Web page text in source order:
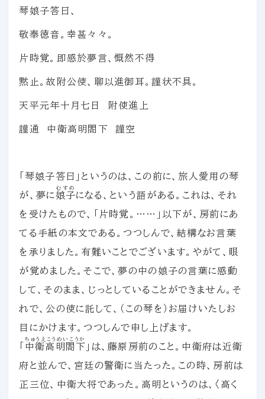
琴娘子答曰、
敬奉徳音。幸甚々々。
片時覚。即感於夢言、慨然不得
黙止。故附公使、聊以進御耳。謹状不具。
天平元年十月七日 附使進上
謹通 中衛高明閤下 謹空
「琴娘子答曰」というのは、この前に、旅人愛用の琴
が、夢に 娘子
むすめ
になる、という語がある。これは、それ
を受けたもので、「片時覚。……」以下が、房前にあ
てる手紙の本文である。つつしんで、結構なお言葉
を承りました。有難いことでございます。やがて、眼
が覚めました。そこで、夢の中の娘子の言葉に感動
して、そのまま、じっとしていることができません。そ
れで、公の使に託して、（この琴を）お届けいたしお
目にかけます。つつしんで申し上げます。
中衛高明閤下
ちゅうえこうめいこうか
」は、藤原房前のこと。中衛府は近衛
府と並んで、宮廷の警衛に当たった。この時、房前は
正三位、中衛大将であった。高明というのは、〈高く